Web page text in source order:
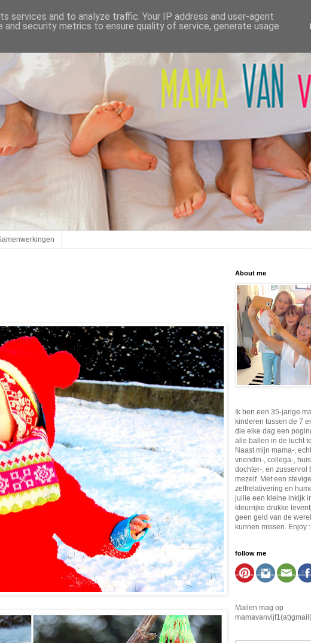
About me
Ik ben een 35-jarige
kinderen tussen de 7
die elke dag een
alle ballen in de lucht
Naast mijn mama-,
vriendin-, collega-,
dochter-, en zussenrol
mezelf. Met een
zelfrelativering en
jullie een kleine inkijk
kleurrijke drukke
geen geld van de
kunnen missen. Enjoy
follow me
Mailen mag op
services and to analyze traffic. Your IP address and user-agent
and security metrics to ensure quality of service, generate usage